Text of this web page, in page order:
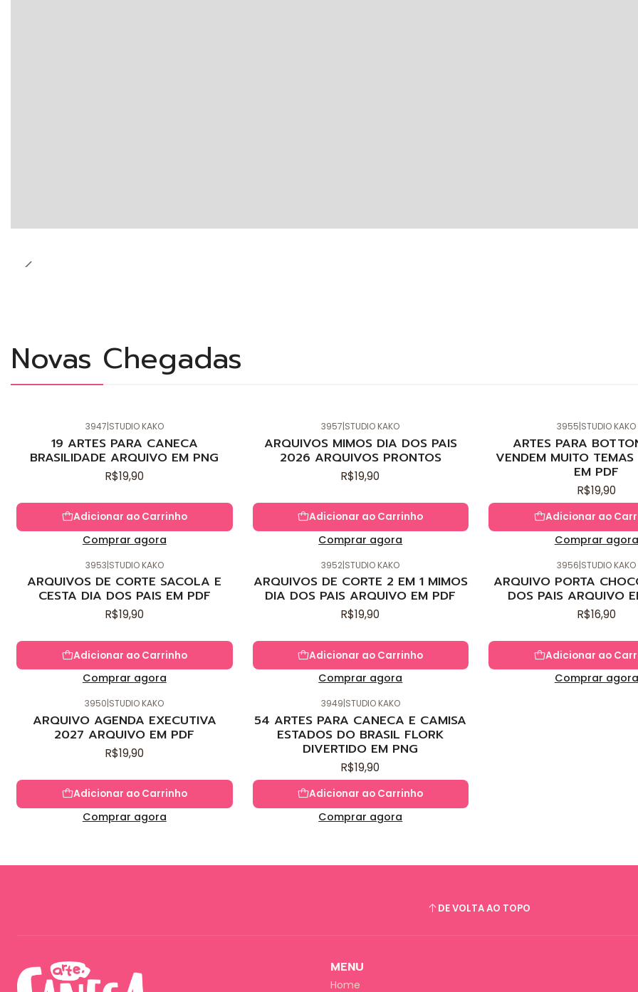
Novas Chegadas
3947|STUDIO KAKO
19 ARTES PARA CANECA
BRASILIDADE ARQUIVO EM PNG
R$19,90
Adicionar ao Carrinho
Comprar agora
3957|STUDIO KAKO
ARQUIVOS MIMOS DIA DOS PAIS
2026 ARQUIVOS PRONTOS
R$19,90
Adicionar ao Carrinho
Comprar agora
3955|STUDIO KAKO
ARTES PARA
VENDEM MUITO TEMAS
EM PDF
R$19,90
Adicionar ao
Comprar agora
3953|STUDIO KAKO
ARQUIVOS DE CORTE SACOLA E
CESTA DIA DOS PAIS EM PDF
R$19,90
Adicionar ao Carrinho
Comprar agora
3952|STUDIO KAKO
ARQUIVOS DE CORTE 2 EM 1 MIMOS
DIA DOS PAIS ARQUIVO EM PDF
R$19,90
Adicionar ao Carrinho
Comprar agora
3956|STUDIO KAKO
ARQUIVO PORTA
DOS PAIS ARQUIVO
R$16,90
Adicionar ao
Comprar agora
3950|STUDIO KAKO
ARQUIVO AGENDA EXECUTIVA
2027 ARQUIVO EM PDF
R$19,90
Adicionar ao Carrinho
Comprar agora
3949|STUDIO KAKO
54 ARTES PARA CANECA E CAMISA
ESTADOS DO BRASIL FLORK
DIVERTIDO EM PNG
R$19,90
Adicionar ao Carrinho
Comprar agora
DE VOLTA AO TOPO
MENU
Home